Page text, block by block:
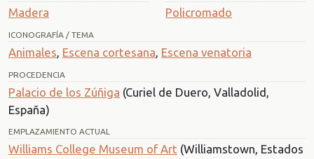
Madera Policromado
ICONOGRAFÍA / TEMA
Animales Escena cortesana Escena venatoria
PROCEDENCIA
Palacio de los Zúñiga (Curiel de Duero, Valladolid,
España)
EMPLAZAMIENTO ACTUAL
Williams College Museum of Art (Williamstown, Estados